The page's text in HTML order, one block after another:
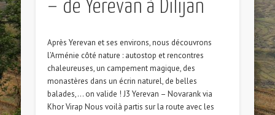
– de Yerevan à Dilijan
Après Yerevan et ses environs, nous découvrons
l’Arménie côté nature : autostop et rencontres
chaleureuses, un campement magique, des
monastères dans un écrin naturel, de belles
balades,… on valide ! J3 Yerevan – Novarank via
Khor Virap Nous voilà partis sur la route avec les